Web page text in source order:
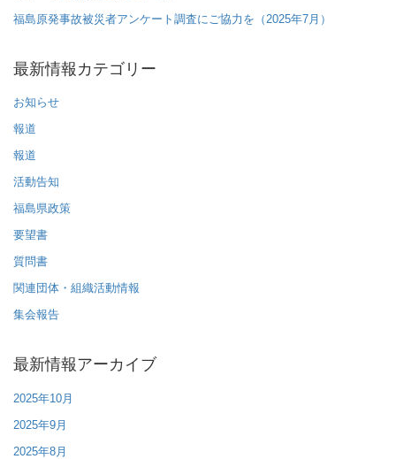
福島原発事故被災者アンケート調査にご協力を（2025年7月）
最新情報カテゴリー
お知らせ
報道
報道
活動告知
福島県政策
要望書
質問書
関連団体・組織活動情報
集会報告
最新情報アーカイブ
2025年10月
2025年9月
2025年8月